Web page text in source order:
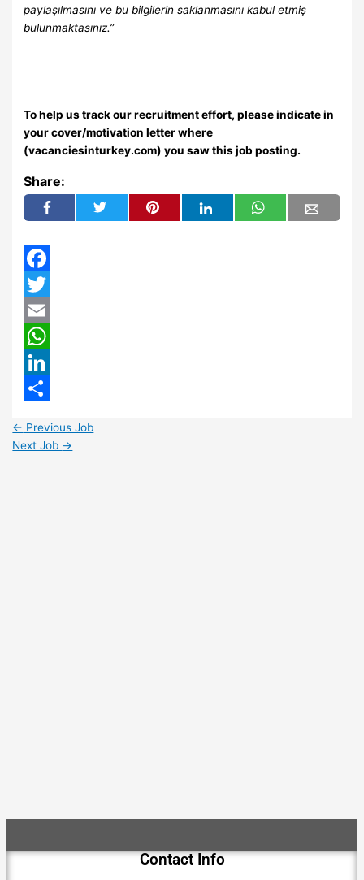
paylaşılmasını ve bu bilgilerin saklanmasını kabul etmiş
bulunmaktasınız.”
To help us track our recruitment effort, please indicate in
your cover/motivation letter where
(vacanciesinturkey.com) you saw this job posting.
Share:
Facebook
Twitter
Email
WhatsApp
LinkedIn
← Previous Job
Next Job →
Contact Info